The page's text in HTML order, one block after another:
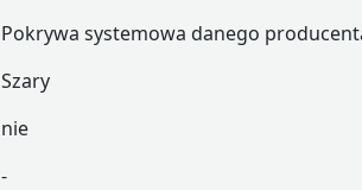
Pokrywa systemowa danego
Szary
nie
-